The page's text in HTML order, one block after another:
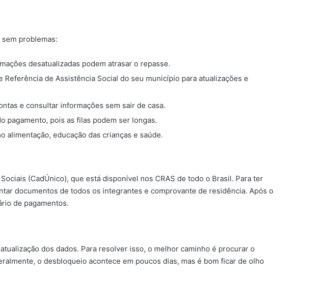
problemas:
desatualizadas podem atrasar o repasse.
de Assistência Social do seu município para atualizações e
e consultar informações sem sair de casa.
pagamento, pois as filas podem ser longas.
alimentação, educação das crianças e saúde.
(CadÚnico), que está disponível nos CRAS de todo o Brasil. Para ter
documentos de todos os integrantes e comprovante de residência. Após o
de pagamentos.
dos dados. Para resolver isso, o melhor caminho é procurar o
o desbloqueio acontece em poucos dias, mas é bom ficar de olho